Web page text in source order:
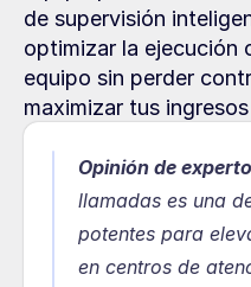
de supervisión
optimizar la ejecución
equipo sin perder
maximizar tus
Opinión de
llamadas es una
potentes para
en centros de